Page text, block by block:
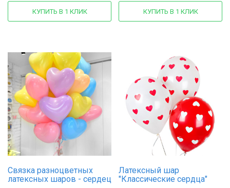
КУПИТЬ В 1 КЛИК КУПИТЬ В 1 КЛИК
Связка разноцветных
латексных шаров - сердец
Латексный шар
"Классические сердца"